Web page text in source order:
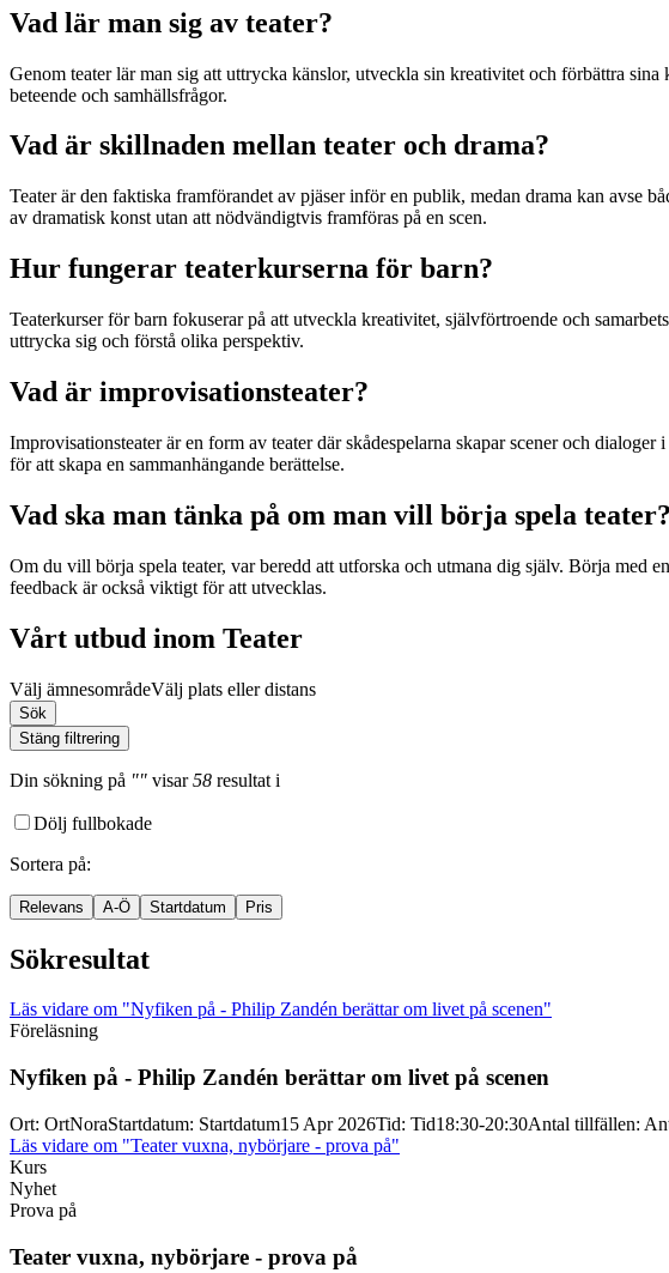
Vad lär man sig av teater?
Genom teater lär man sig att uttrycka känslor, utveckla sin kreativitet och förbättra
beteende och samhällsfrågor.
Vad är skillnaden mellan teater och drama?
Teater är den faktiska framförandet av pjäser inför en publik, medan drama kan avse
av dramatisk konst utan att nödvändigtvis framföras på en scen.
Hur fungerar teaterkurserna för barn?
Teaterkurser för barn fokuserar på att utveckla kreativitet, självförtroende och
uttrycka sig och förstå olika perspektiv.
Vad är improvisationsteater?
Improvisationsteater är en form av teater där skådespelarna skapar scener och
för att skapa en sammanhängande berättelse.
Vad ska man tänka på om man vill börja spela teater?
Om du vill börja spela teater, var beredd att utforska och utmana dig själv. Börja
feedback är också viktigt för att utvecklas.
Vårt utbud inom Teater
Välj ämnesområdeVälj plats eller distans
Sök
Stäng filtrering
Din sökning på "" visar58 resultat i
Dölj fullbokade
Sortera på:
Relevans A-Ö Startdatum Pris
Sökresultat
Läs vidare om "Nyfiken på - Philip Zandén berättar om livet på scenen"
Föreläsning
Nyfiken på - Philip Zandén berättar om livet på scenen
Ort: OrtNoraStartdatum: Startdatum15 Apr 2026Tid: Tid18:30-20:30Antal tillfällen:
Läs vidare om "Teater vuxna, nybörjare - prova på"
Kurs
Nyhet
Prova på
Teater vuxna, nybörjare - prova på